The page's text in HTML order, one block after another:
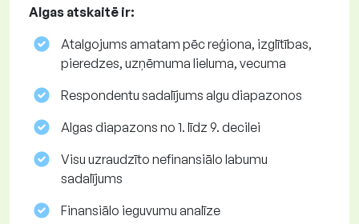
Algas atskaitē ir:
Atalgojums amatam pēc reģiona, izglītības,
pieredzes, uzņēmuma lieluma, vecuma
Respondentu sadalījums algu diapazonos
Algas diapazons no 1. līdz 9. decilei
Visu uzraudzīto nefinansiālo labumu
sadalījums
Finansiālo ieguvumu analīze